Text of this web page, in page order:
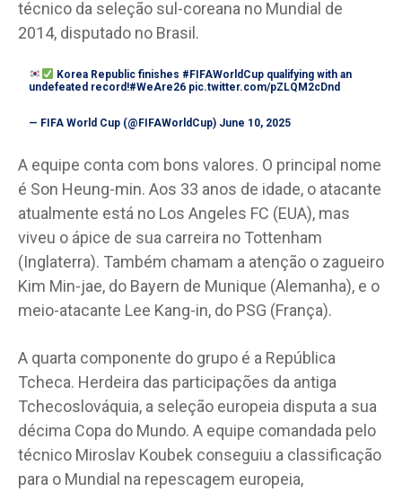
técnico da seleção sul-coreana no Mundial de
2014, disputado no Brasil.
Korea Republic finishes #FIFAWorldCupqualifying with an
undefeated record!#WeAre26 pic.twitter.com/pZLQM2cDnd
— FIFA World Cup (@FIFAWorldCup) June 10, 2025
A equipe conta com bons valores. O principal nome
é Son Heung-min. Aos 33 anos de idade, o atacante
atualmente está no Los Angeles FC (EUA), mas
viveu o ápice de sua carreira no Tottenham
(Inglaterra). Também chamam a atenção o zagueiro
Kim Min-jae, do Bayern de Munique (Alemanha), e o
meio-atacante Lee Kang-in, do PSG (França).
A quarta componente do grupo é a República
Tcheca. Herdeira das participações da antiga
Tchecoslováquia, a seleção europeia disputa a sua
décima Copa do Mundo. A equipe comandada pelo
técnico Miroslav Koubek conseguiu a classificação
para o Mundial na repescagem europeia,